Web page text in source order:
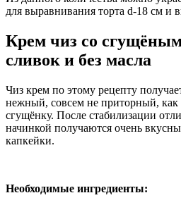
для выравнивания торта d-18 см и
Крем чиз со
сливок и без масла
Чиз крем по этому рецепту
нежный, совсем не приторный, как
сгущёнку. После стабилизации
начинкой получаются очень
капкейки.
Необходимые ингредиенты: